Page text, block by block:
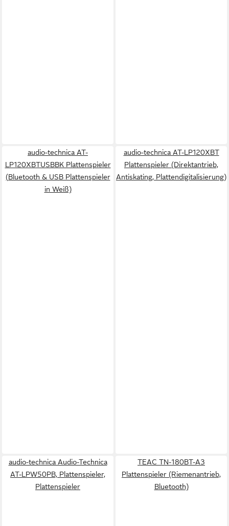
audio-technica AT-
LP120XBTUSBBK Plattenspieler
(Bluetooth & USB Plattenspieler
in Weiß)
audio-technica AT-LP120XBT
Plattenspieler (Direktantrieb,
Antiskating, Plattendigitalisierung)
audio-technica Audio-Technica
AT-LPW50PB, Plattenspieler,
Plattenspieler
TEAC TN-180BT-A3
Plattenspieler (Riemenantrieb,
Bluetooth)